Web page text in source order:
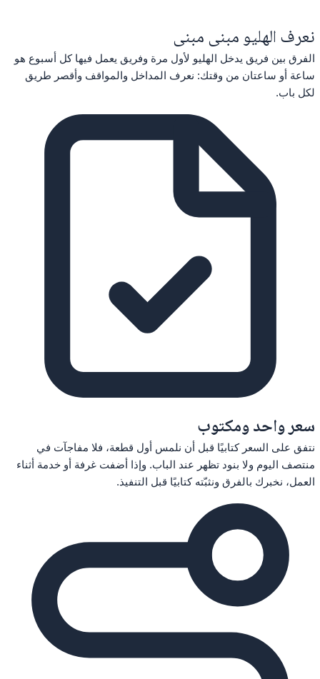
نعرف الهليو مبنى مبنى
الفرق بين فريق يدخل الهليو لأول مرة وفريق يعمل فيها كل أسبوع هو
ساعة أو ساعتان من وقتك: نعرف المداخل والمواقف وأقصر طريق
لكل باب.
سعر واحد ومكتوب
نتفق على السعر كتابيًا قبل أن نلمس أول قطعة، فلا مفاجآت في
منتصف اليوم ولا بنود تظهر عند الباب. وإذا أضفت غرفة أو خدمة أثناء
العمل، نخبرك بالفرق ونثبّته كتابيًا قبل التنفيذ.